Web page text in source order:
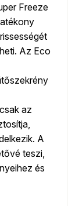
Freeze
Az Eco
az
A
teszi,
és